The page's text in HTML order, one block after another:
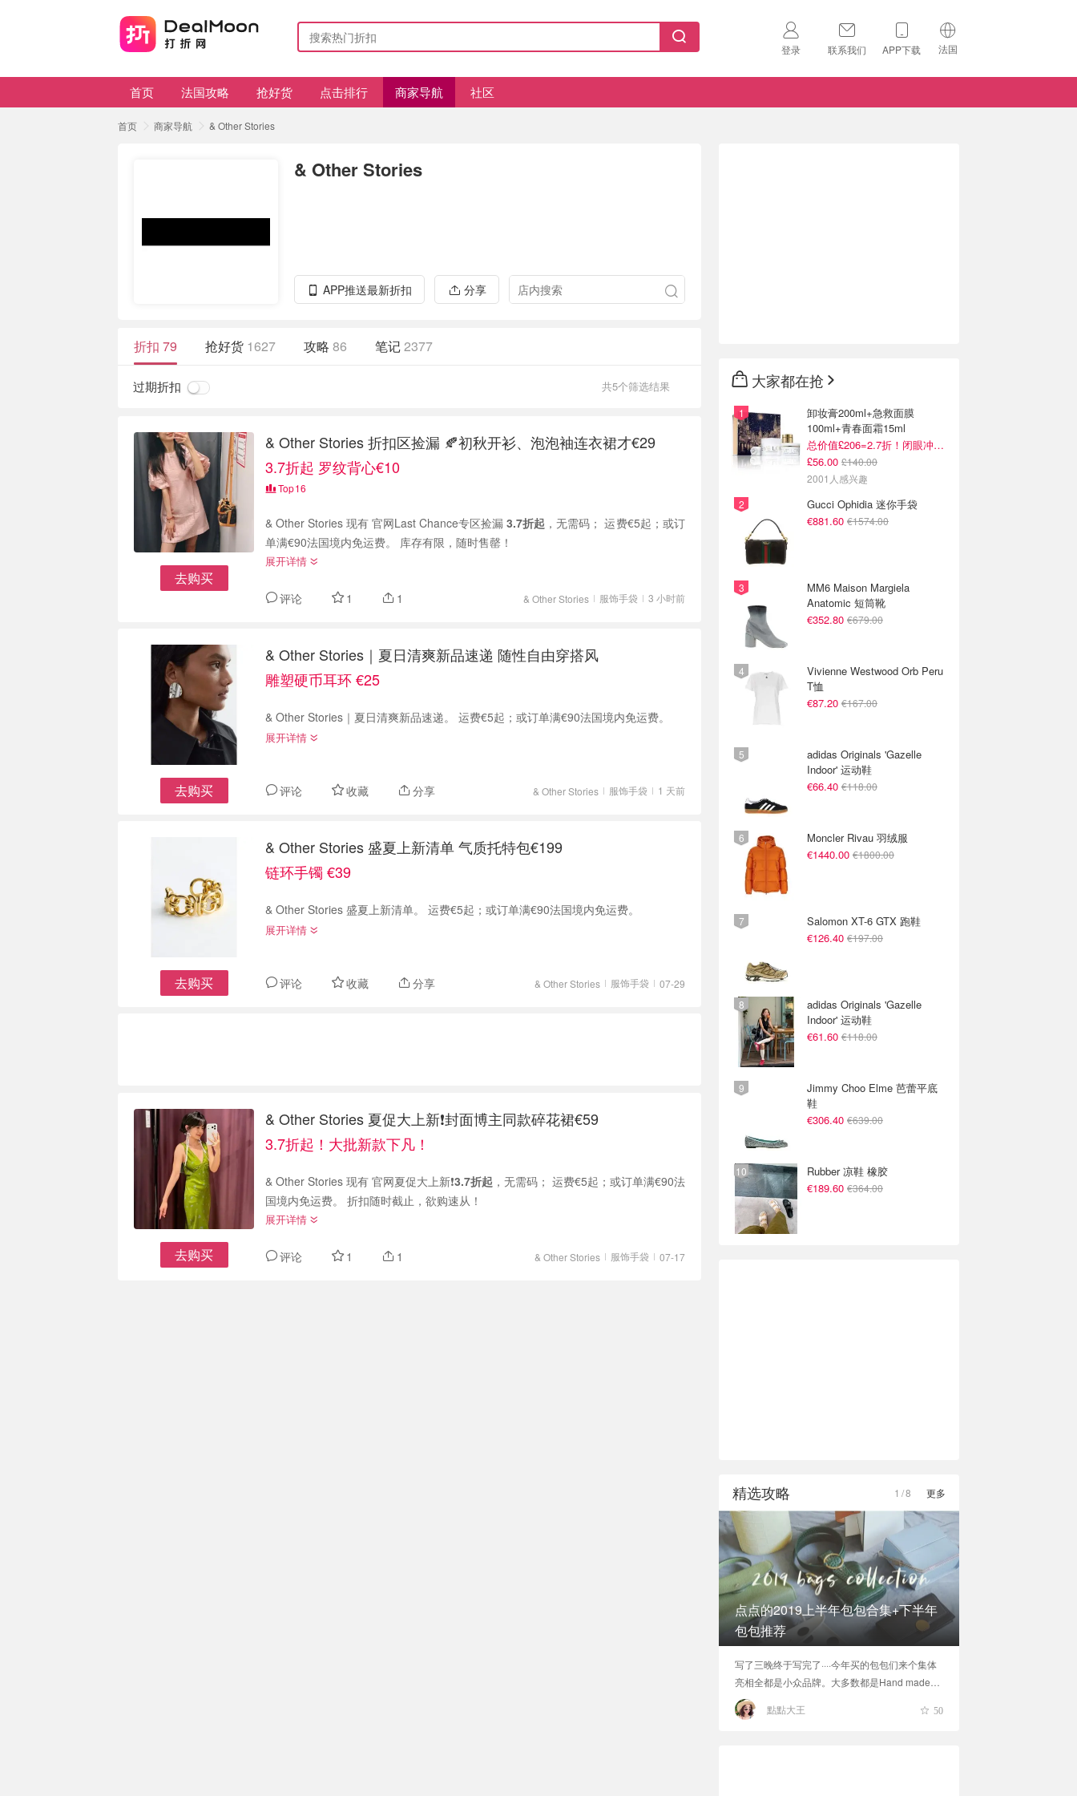
登录 联系我们 APP下载 法国
🇺🇸
首页 法国攻略 抢好货 点击排行 商家导航 社区
首页 商家导航 & Other Stories
& Other Stories
APP推送最新折扣 分享
折扣 79 抢好货 1627 攻略 86 笔记2377
过期折扣 共5个筛选结果
去购买
& Other Stories 折扣区捡漏 🍂初秋开衫、泡泡袖连衣裙才€29
3.7折起 罗纹背心€10
Top16
& Other Stories 现有 官网Last Chance专区捡漏 3.7折起 ，无需码； 运费€5起；或订
单满€90法国境内免运费。 库存有限，随时售罄！
展开详情
评论 1 1 & Other Stories 服饰手袋 3 小时前
去购买
& Other Stories｜夏日清爽新品速递 随性自由穿搭风
雕塑硬币耳环 €25
& Other Stories｜夏日清爽新品速递。 运费€5起；或订单满€90法国境内免运费。
展开详情
评论 收藏 分享 & Other Stories 服饰手袋 1 天前
去购买
& Other Stories 盛夏上新清单 气质托特包€199
链环手镯 €39
& Other Stories 盛夏上新清单。 运费€5起；或订单满€90法国境内免运费。
展开详情
评论 收藏 分享 & Other Stories 服饰手袋 07-29
去购买
& Other Stories 夏促大上新❗️封面博主同款碎花裙€59
3.7折起！大批新款下凡！
& Other Stories 现有 官网夏促大上新❗️3.7折起 ，无需码； 运费€5起；或订单满€90法
国境内免运费。 折扣随时截止，欲购速从！
展开详情
评论 1 1 & Other Stories 服饰手袋 07-17
大家都在抢
卸妆膏200ml+急救面膜
100ml+青春面霜15ml
总价值£206=2.7折！闭眼冲这套！
£56.00 £140.00
2001人感兴趣
Gucci Ophidia 迷你手袋
€881.60 €1574.00
MM6 Maison Margiela
Anatomic 短筒靴
€352.80 €679.00
Vivienne Westwood Orb Peru
T恤
€87.20 €167.00
adidas Originals 'Gazelle
Indoor' 运动鞋
€66.40 €118.00
Moncler Rivau 羽绒服
€1440.00 €1800.00
Salomon XT-6 GTX 跑鞋
€126.40 €197.00
adidas Originals 'Gazelle
Indoor' 运动鞋
€61.60 €118.00
Jimmy Choo Elme 芭蕾平底
鞋
€306.40 €639.00
Rubber 凉鞋 橡胶
€189.60 €364.00
1 /8 更多
精选攻略
点点的2019上半年包包合集+下半年
包包推荐
写了三晚终于写完了····今年买的包包们来个集体
亮相全都是小众品牌。大多数都是Hand made！
我几乎不买大牌包的，家里超过一千刀的包也只
有一个Chole而已。我现在更喜欢尝试一些设计50
點點大王